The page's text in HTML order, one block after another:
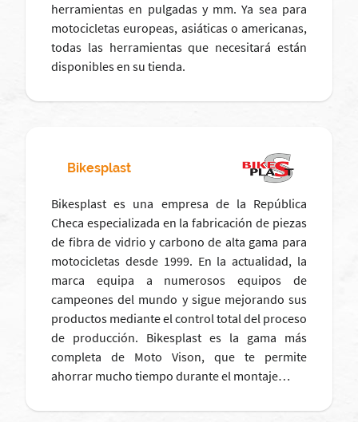
herramientas en pulgadas y mm. Ya sea para
motocicletas europeas, asiáticas o americanas,
todas las herramientas que necesitará están
disponibles en su tienda.
Bikesplast
Bikesplast es una empresa de la República
Checa especializada en la fabricación de piezas
de fibra de vidrio y carbono de alta gama para
motocicletas desde 1999. En la actualidad, la
marca equipa a numerosos equipos de
campeones del mundo y sigue mejorando sus
productos mediante el control total del proceso
de producción. Bikesplast es la gama más
completa de Moto Vison, que te permite
ahorrar mucho tiempo durante el montaje…